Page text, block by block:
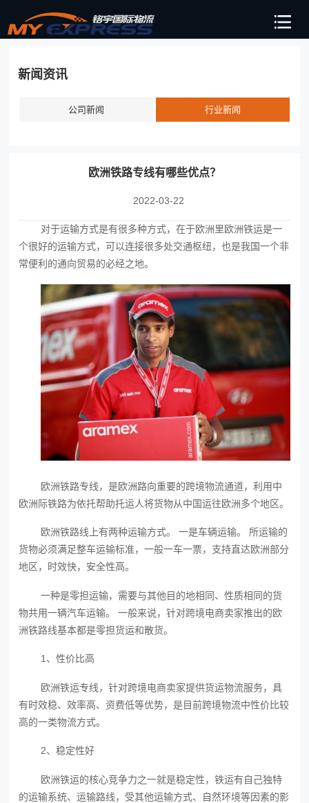
新闻资讯
公司新闻 行业新闻
欧洲铁路专线有哪些优点？
2022-03-22
对于运输方式是有很多种方式，在于欧洲里欧洲铁运‍是一
个很好的运输方式，可以连接很多处交通枢纽，也是我国一个非
常便利的通向贸易的必经之地。
欧洲铁路专线，是欧洲路向重要的跨境物流通道，利用中
欧洲际铁路为依托帮助托运人将货物从中国运往欧洲多个地区。
欧洲铁路线上有两种运输方式。 一是车辆运输。 所运输的
货物必须满足整车运输标准，一般一车一票，支持直达欧洲部分
地区，时效快，安全性高。
一种是零担运输，需要与其他目的地相同、性质相同的货
物共用一辆汽车运输。 一般来说，针对跨境电商卖家推出的欧
洲铁路线基本都是零担货运和散货。
1、性价比高
欧洲铁运专线，针对跨境电商卖家提供货运物流服务，具
有时效稳、效率高、资费低等优势，是目前跨境物流中性价比较
高的一类物流方式。
2、稳定性好
欧洲铁运‍的核心竞争力之一就是稳定性，铁运有自己独特
的运输系统、运输路线，受其他运输方式、自然环境等因素的影